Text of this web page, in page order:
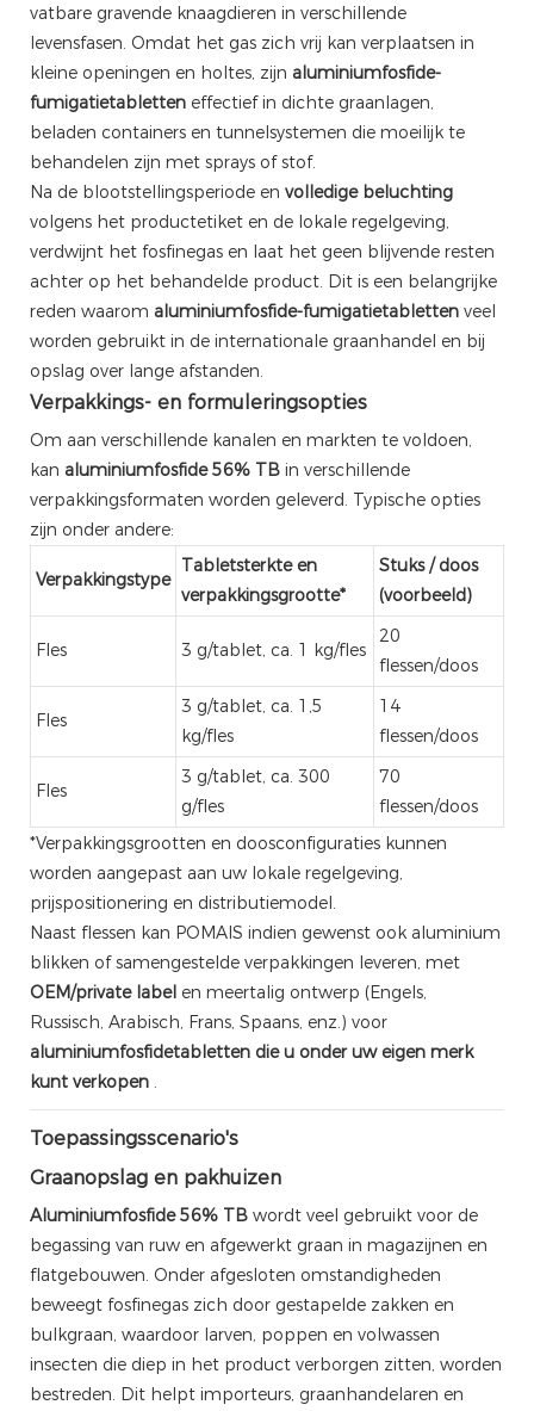
vatbare gravende knaagdieren in verschillende
levensfasen. Omdat het gas zich vrij kan verplaatsen in
kleine openingen en holtes, zijn aluminiumfosfide-
fumigatietabletten effectief in dichte graanlagen,
beladen containers en tunnelsystemen die moeilijk te
behandelen zijn met sprays of stof.
Na de blootstellingsperiode en volledige beluchting
volgens het productetiket en de lokale regelgeving,
verdwijnt het fosfinegas en laat het geen blijvende resten
achter op het behandelde product. Dit is een belangrijke
reden waarom aluminiumfosfide-fumigatietabletten veel
worden gebruikt in de internationale graanhandel en bij
opslag over lange afstanden.
Verpakkings- en formuleringsopties
Om aan verschillende kanalen en markten te voldoen,
kan aluminiumfosfide 56% TB in verschillende
verpakkingsformaten worden geleverd. Typische opties
zijn onder andere:
Verpakkingstype
Tabletsterkte en
verpakkingsgrootte*
Stuks / doos
(voorbeeld)
Fles 3 g/tablet, ca. 1 kg/fles
20
flessen/doos
Fles
3 g/tablet, ca. 1,5
kg/fles
14
flessen/doos
Fles
3 g/tablet, ca. 300
g/fles
70
flessen/doos
*Verpakkingsgrootten en doosconfiguraties kunnen
worden aangepast aan uw lokale regelgeving,
prijspositionering en distributiemodel.
Naast flessen kan POMAIS indien gewenst ook aluminium
blikken of samengestelde verpakkingen leveren, met
OEM/private label en meertalig ontwerp (Engels,
Russisch, Arabisch, Frans, Spaans, enz.) voor
aluminiumfosfidetabletten die u onder uw eigen merk
kunt verkopen .
Toepassingsscenario's
Graanopslag en pakhuizen
Aluminiumfosfide 56% TB wordt veel gebruikt voor de
begassing van ruw en afgewerkt graan in magazijnen en
flatgebouwen. Onder afgesloten omstandigheden
beweegt fosfinegas zich door gestapelde zakken en
bulkgraan, waardoor larven, poppen en volwassen
insecten die diep in het product verborgen zitten, worden
bestreden. Dit helpt importeurs, graanhandelaren en